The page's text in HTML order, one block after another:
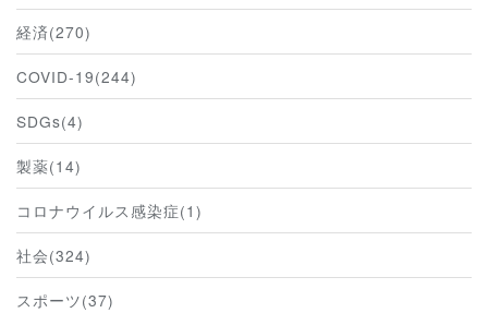
経済(270)
COVID-19(244)
SDGs(4)
製薬(14)
コロナウイルス感染症(1)
社会(324)
スポーツ(37)